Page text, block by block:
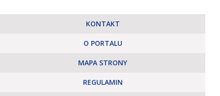
KONTAKT
O PORTALU
MAPA STRONY
REGULAMIN